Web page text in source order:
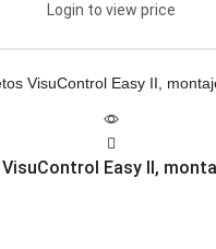
Login to view price
Easy II,